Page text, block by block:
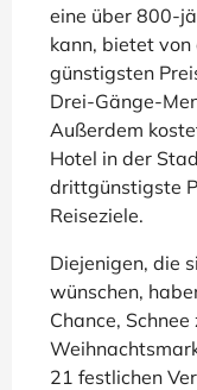
eine über 800-
kann, bietet
günstigsten
Drei-Gänge-
Außerdem
Hotel in der
drittgünstigste
Reiseziele.
Diejenigen, die
wünschen,
Chance,
21 festlichen